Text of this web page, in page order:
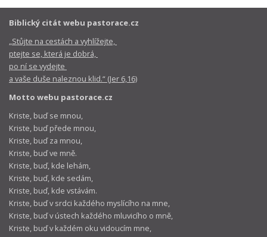
Biblický citát webu pastorace.cz
„Stůjte na cestách a vyhlížejte,
ptejte se, která je dobrá,
po ní se vydejte
a vaše duše naleznou klid.“ (Jer 6,16)
Motto webu pastorace.cz
Kriste, buď se mnou,
Kriste, buď přede mnou,
Kriste, buď za mnou,
Kriste, buď ve mně.
Kriste, buď, kde lehám,
Kriste, buď, kde sedám,
Kriste, buď, kde vstávám.
Kriste, buď v srdci každého myslícího na mne,
Kriste, buď v ústech každého mluvicího o mně,
Kriste, buď v každém oku vidoucím mne,